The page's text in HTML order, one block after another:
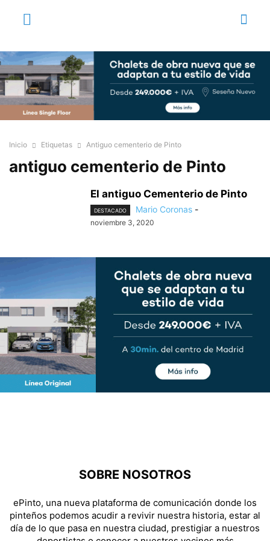
Inicio Etiquetas Antiguo cementerio de Pinto
antiguo cementerio de Pinto
El antiguo Cementerio de Pinto
DESTACADO Mario Coronas -
noviembre 3, 2020
SOBRE NOSOTROS
ePinto, una nueva plataforma de comunicación donde los
pinteños podemos acudir a revivir nuestra historia, estar al
día de lo que pasa en nuestra ciudad, prestigiar a nuestros